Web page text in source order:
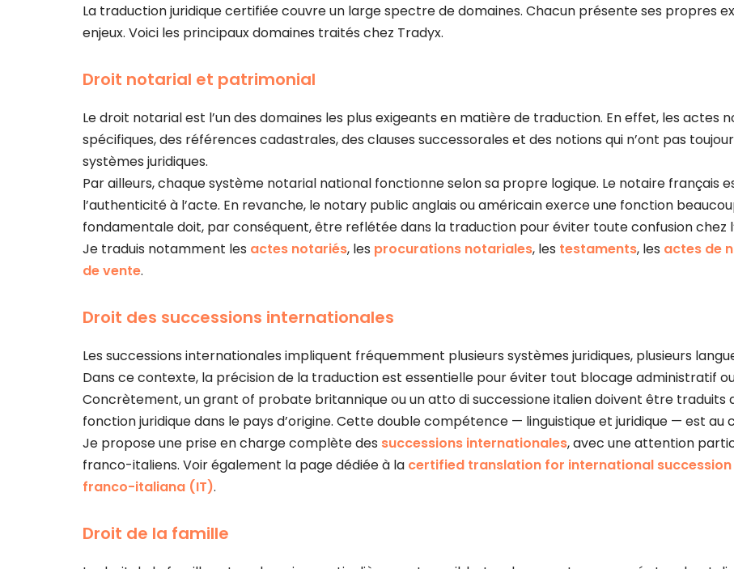
La traduction juridique certifiée couvre un large spectre de domaines. Chacun présente ses propres
enjeux. Voici les principaux domaines traités chez Tradyx.
Droit notarial et patrimonial
Le droit notarial est l’un des domaines les plus exigeants en matière de traduction. En effet, les
spécifiques, des références cadastrales, des clauses successorales et des notions qui n’ont pas
systèmes juridiques.
Par ailleurs, chaque système notarial national fonctionne selon sa propre logique. Le notaire français
l’authenticité à l’acte. En revanche, le notary public anglais ou américain exerce une fonction
fondamentale doit, par conséquent, être reflétée dans la traduction pour éviter toute confusion chez
Je traduis notamment les actes notariés, les procurations notariales, les testaments, les actes de
de vente.
Droit des successions internationales
Les successions internationales impliquent fréquemment plusieurs systèmes juridiques, plusieurs
Dans ce contexte, la précision de la traduction est essentielle pour éviter tout blocage administratif
Concrètement, un grant of probate britannique ou un atto di successione italien doivent être
fonction juridique dans le pays d’origine. Cette double compétence — linguistique et juridique — est
Je propose une prise en charge complète des successions internationales, avec une attention
franco-italiens. Voir également la page dédiée à la certified translation for international succession
franco-italiana (IT).
Droit de la famille